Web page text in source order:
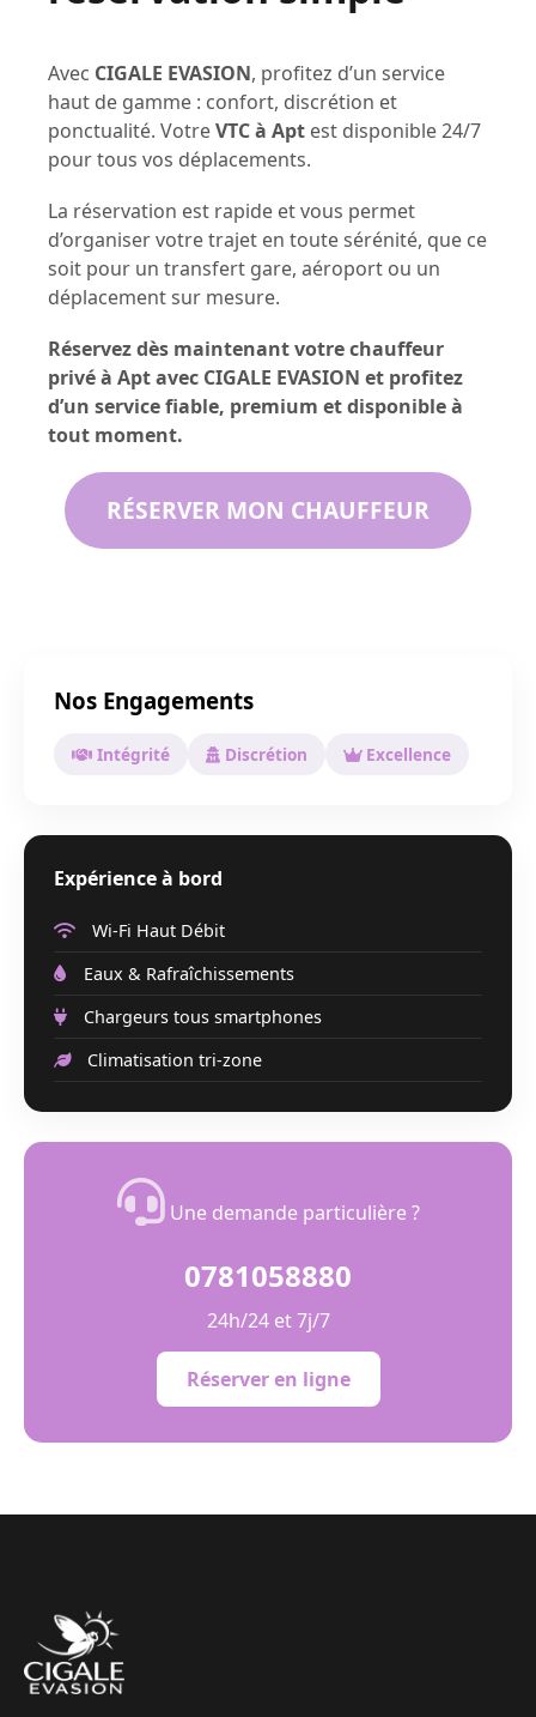
Avec CIGALE EVASION, profitez d’un service
haut de gamme : confort, discrétion et
ponctualité. VotreVTC à Apt est disponible 24/7
pour tous vos déplacements.
La réservation est rapide et vous permet
d’organiser votre trajet en toute sérénité, que ce
soit pour un transfert gare, aéroport ou un
déplacement sur mesure.
Réservez dès maintenant votre chauffeur
privé à Apt avec CIGALE EVASION et profitez
d’un service fiable, premium et disponible à
tout moment.
RÉSERVER MON CHAUFFEUR
Nos Engagements
Intégrité Discrétion Excellence
Expérience à bord
Wi-Fi Haut Débit
Eaux & Rafraîchissements
Chargeurs tous smartphones
Climatisation tri-zone
Une demande particulière ?
0781058880
24h/24 et 7j/7
Réserver en ligne